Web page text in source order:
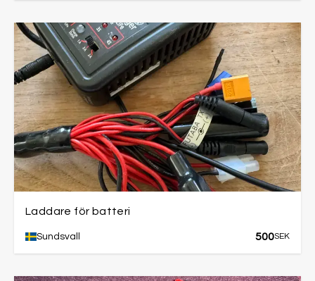
Laddare för batteri
Sundsvall 500SEK